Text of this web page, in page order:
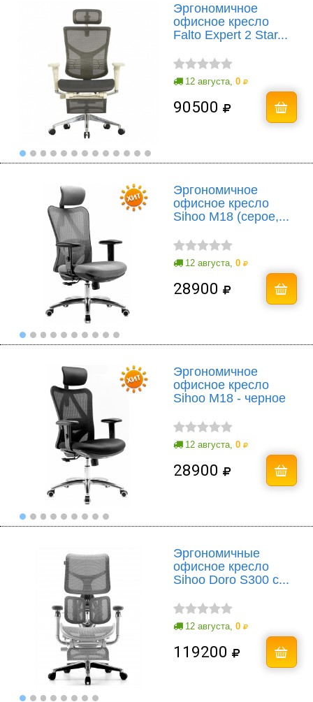
Эргономичное
офисное кресло
Falto Expert 2 Star...
12 августа, 0
90500
Эргономичное
офисное кресло
Sihoo M18 (серое,...
12 августа, 0
28900
Эргономичное
офисное кресло
Sihoo M18 - черное
12 августа, 0
28900
Эргономичные
офисное кресло
Sihoo Doro S300 с...
12 августа, 0
119200